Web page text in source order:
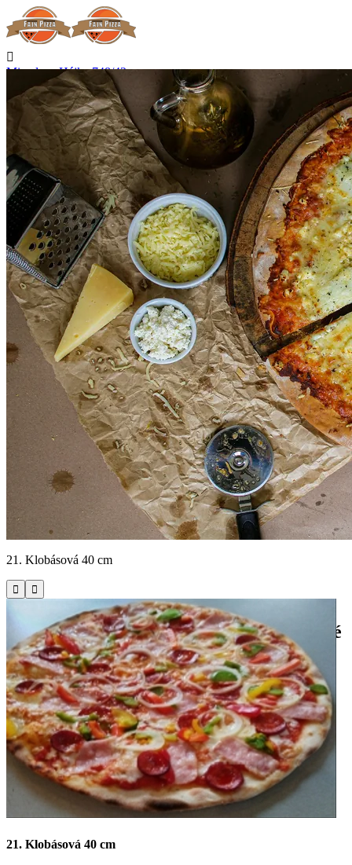

Miroslava Hájka 748/42
Hradec Králové
Nerozváží

Začíná rozvážet v 15:00
Telefon
+420 727 875 075
Kontakt

Přihlásit se
Miroslava Hájka 748/42, Hradec Králové
Fajn Pizza & Burger
Objednat online +420 727 875 075
Sledujte nás na sítích!
21. Klobásová 40 cm
 
21. Klobásová 40 cm